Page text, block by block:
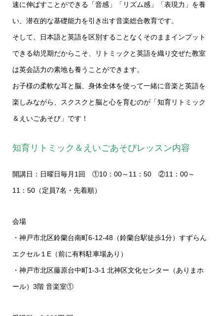
速に伸ばすことができる「音感」「リズム感」「表現力」を養
い、潜在的な基礎能力を引き出す音楽総合教育です。
そして、日本語と英語を区別することなくそのままインプット
できる幼児期だからこそ、リトミックと英語を織り交ぜた教室
は英会話力の素地も養うことができます。
お子様の柔軟な耳と脳、身体全体を使って一緒に音楽と英語を
楽しみながら、スクスクと脳と心を育むのが「知育リトミック
＆えいごあそび」です！
知育リトミック＆えいごあそびレッスン内容
開講日：日曜日毎月1回 ①10：00～11：50 ②11：00～
11：50（定員7名・先着順）
会場
・神戸市北区鈴蘭台南町6-12-48（鈴蘭台駅徒歩1分）すずらん
エクセル１E（前に有料駐車場あり）
・神戸市北区藤原台中町1-3-1 北神区文化センター（ありまホ
ール）3階 音楽室①